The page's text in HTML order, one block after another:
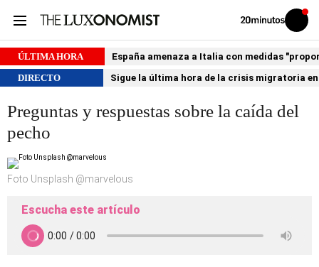
Volver
Iniciar
sesión
ÚLTIMA HORA
España amenaza a Italia con medidas
DIRECTO
Sigue la última hora de la crisis migratoria
Preguntas y respuestas sobre la caída del
pecho
Foto Unsplash @marvelous
Escucha este artículo